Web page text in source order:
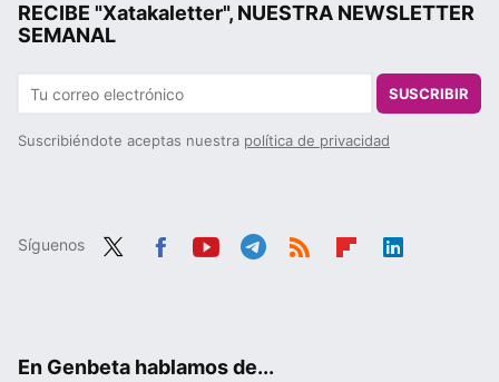
RECIBE "Xatakaletter", NUESTRA NEWSLETTER
SEMANAL
SUSCRIBIR
Suscribiéndote aceptas nuestra política de privacidad
Síguenos
En Genbeta hablamos de...